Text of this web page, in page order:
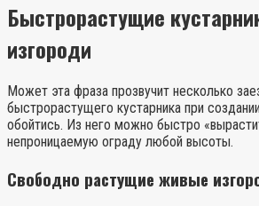
Быстрорастущие
изгороди
Может эта фраза прозвучит несколько
быстрорастущего кустарника при
обойтись. Из него можно быстро
непроницаемую ограду любой высоты.
Свободно растущие живые